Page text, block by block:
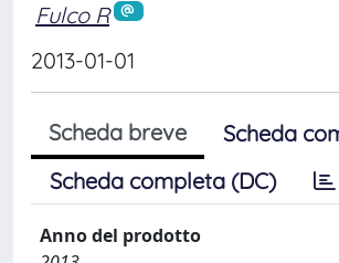
Fulco R
2013-01-01
Scheda breve
Scheda
Scheda completa (DC)
Anno del prodotto